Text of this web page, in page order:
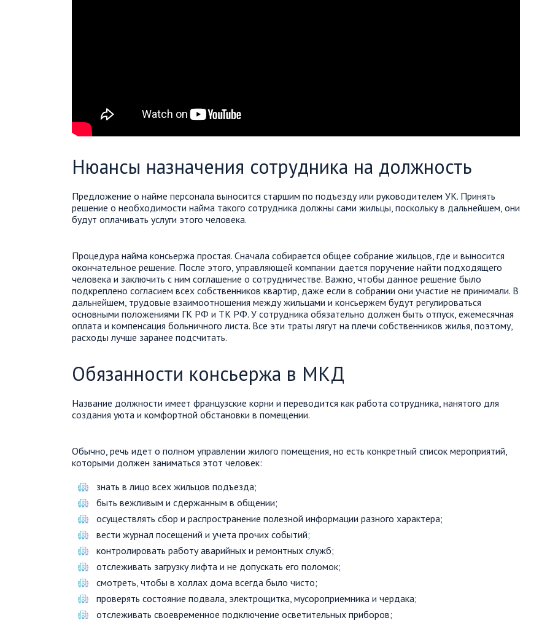
Нюансы назначения сотрудника на должность
Предложение о найме персонала выносится старшим по подъезду или руководителем УК. Принять
решение о необходимости найма такого сотрудника должны сами жильцы, поскольку в дальнейшем, они
будут оплачивать услуги этого человека.
Процедура найма консьержа простая. Сначала собирается общее собрание жильцов, где и выносится
окончательное решение. После этого, управляющей компании дается поручение найти подходящего
человека и заключить с ним соглашение о сотрудничестве. Важно, чтобы данное решение было
подкреплено согласием всех собственников квартир, даже если в собрании они участие не принимали. В
дальнейшем, трудовые взаимоотношения между жильцами и консьержем будут регулироваться
основными положениями ГК РФ и ТК РФ. У сотрудника обязательно должен быть отпуск, ежемесячная
оплата и компенсация больничного листа. Все эти траты лягут на плечи собственников жилья, поэтому,
расходы лучше заранее подсчитать.
Обязанности консьержа в МКД
Название должности имеет французские корни и переводится как работа сотрудника, нанятого для
создания уюта и комфортной обстановки в помещении.
Обычно, речь идет о полном управлении жилого помещения, но есть конкретный список мероприятий,
которыми должен заниматься этот человек:
знать в лицо всех жильцов подъезда;
быть вежливым и сдержанным в общении;
осуществлять сбор и распространение полезной информации разного характера;
вести журнал посещений и учета прочих событий;
контролировать работу аварийных и ремонтных служб;
отслеживать загрузку лифта и не допускать его поломок;
смотреть, чтобы в холлах дома всегда было чисто;
проверять состояние подвала, электрощитка, мусороприемника и чердака;
отслеживать своевременное подключение осветительных приборов;